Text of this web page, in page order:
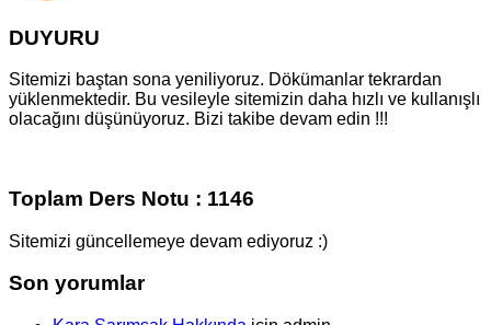
DUYURU
Sitemizi baştan sona yeniliyoruz. Dökümanlar tekrardan
yüklenmektedir. Bu vesileyle sitemizin daha hızlı ve kullanışlı
olacağını düşünüyoruz. Bizi takibe devam edin !!!
Toplam Ders Notu : 1146
Sitemizi güncellemeye devam ediyoruz :)
Son yorumlar